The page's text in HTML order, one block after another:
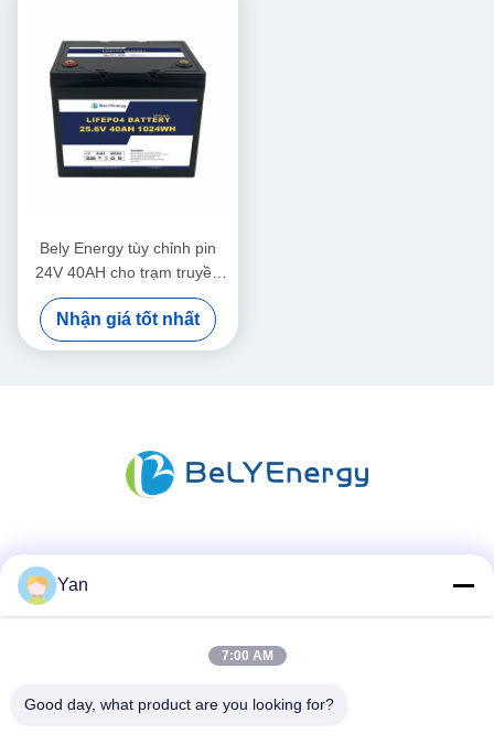
Bely Energy tùy chỉnh pin
24V 40AH cho trạm truyền
thông UPS y tế
Nhận giá tốt nhất
Liên lạc nhanh
ĐT:
Yan
7:00 AM
Good day, what product are you looking for?